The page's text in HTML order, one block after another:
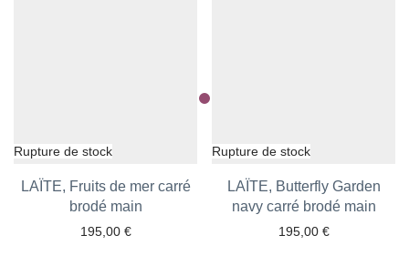
LAÏTE, Fruits de mer carré
brodé main
195,00 €
Ajouter aux favoris
LAÏTE, Butterfly Garden
navy carré brodé main
195,00 €
Ajouter aux favoris